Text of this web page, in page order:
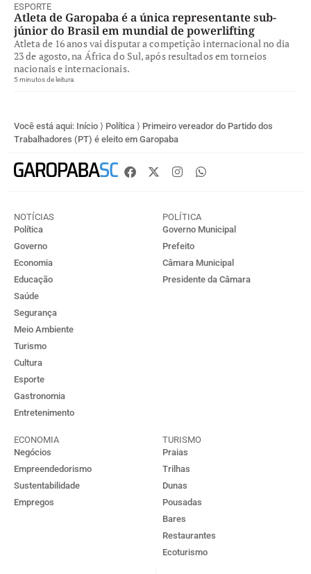
ESPORTE
Atleta de Garopaba é a única representante sub-
júnior do Brasil em mundial de powerlifting
Atleta de 16 anos vai disputar a competição internacional no dia
23 de agosto, na África do Sul, após resultados em torneios
nacionais e internacionais.
5 minutos de leitura
Você está aqui: Início ⟩ Política ⟩ Primeiro vereador do Partido dos
Trabalhadores (PT) é eleito em Garopaba
NOTÍCIAS
Política
Governo
Economia
Educação
Saúde
Segurança
Meio Ambiente
Turismo
Cultura
Esporte
Gastronomia
Entretenimento
POLÍTICA
Governo Municipal
Prefeito
Câmara Municipal
Presidente da Câmara
ECONOMIA
Negócios
Empreendedorismo
Sustentabilidade
Empregos
TURISMO
Praias
Trilhas
Dunas
Pousadas
Bares
Restaurantes
Ecoturismo